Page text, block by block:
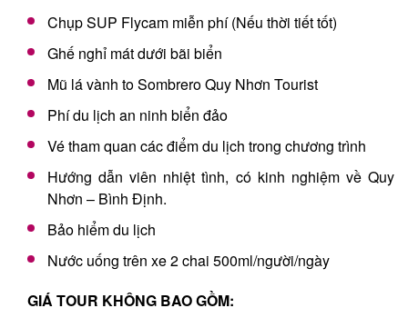
Chụp SUP Flycam miễn phí (Nếu thời tiết tốt)
Ghế nghỉ mát dưới bãi biển
Mũ lá vành to Sombrero Quy Nhơn Tourist
Phí du lịch an ninh biển đảo
Vé tham quan các điểm du lịch trong chương trình
Hướng dẫn viên nhiệt tình, có kinh nghiệm về Quy
Nhơn – Bình Định.
Bảo hiểm du lịch
Nước uống trên xe 2 chai 500ml/người/ngày
GIÁ TOUR KHÔNG BAO GỒM: